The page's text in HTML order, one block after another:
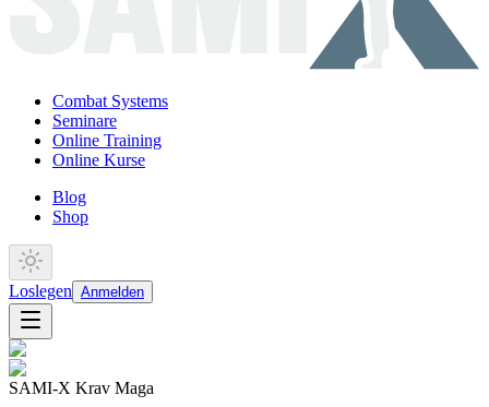
Combat Systems
Seminare
Online Training
Online Kurse
Blog
Shop
Loslegen Anmelden
SAMI-X Krav Maga